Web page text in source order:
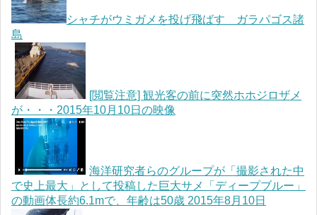
シャチがウミガメを投げ飛ばす ガラパゴス諸
島
[閲覧注意] 観光客の前に突然ホホジロザメ
が・・・2015年10月10日の映像
海洋研究者らのグループが「撮影された中
で史上最大」として投稿した巨大サメ「ディープブルー」
の動画体長約6.1mで、年齢は50歳 2015年8月10日